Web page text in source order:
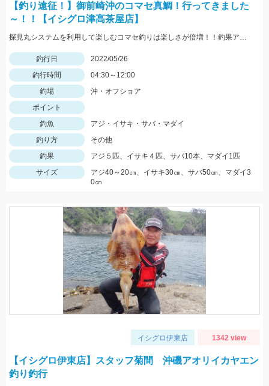
【釣り遠征！】御前崎沖のコマセ真鯛！行ってきました
～！！【イシグロ津高茶屋店】
探見丸システムを利用して楽しむコマセ釣りは楽しさが倍増！！釣果アップの秘訣も！！
釣行日
2022/05/26
釣行時間
04:30～12:00
釣場
沖・オフショア
ポイント
釣魚
アジ・イサキ・サバ・マダイ
釣り方
その他
釣果
アジ５匹、イサキ４匹、サバ10本、マダイ1匹
サイズ
アジ40～20㎝、イサキ30㎝、サバ50㎝、マダイ3
0㎝
イシグロ伊東店 1342 view
【イシグロ伊東店】スタッフ菊間 沖磯アオリイカヤエン
釣り釣行